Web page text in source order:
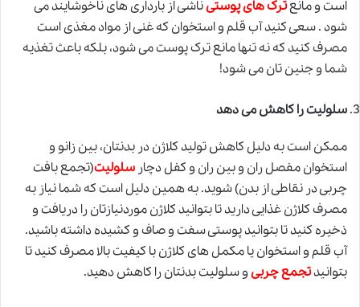
است و مانعترک های پوستیناشی از بارداری های ناخوشایند می
شود . سعی کنید آب قلم و استخوان که غنی از مواد مغذی است
مصرف کنید که نه تنها مانع ترک پوست می شود، بلکه باعث تغذیه
شما و جنین تان می شود!
سلولیت را کاهش می دهد
ممکن است به دلیل کاهش تولید کلاژن در بدنتان، بین زانو و
استخوان مفصل ران و بین ران و کفل دچار سلولیت(تجمع بافت
چربی در نقاطی از بدن) شوید. به همین دلیل است که شما نیاز به
مصرف کلاژن غذایی دارید تا بتوانید کلاژن موردنیازتان را دریافت و
ذخیره کنید تا بتوانید پوستی سفت و صاف و کشیده داشته باشید.
آب قلم و استخوان یا مکمل های کلاژن با کیفیت بالا مصرف کنید تا
بتوانیدتجمع چربیو سلولیت بدنتان را کاهش دهید.